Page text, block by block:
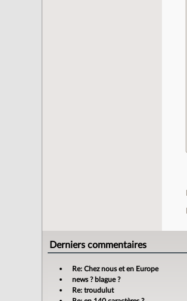
Derniers commentaires
Re: Chez nous et en Europe
news ? blague ?
Re: troudulut